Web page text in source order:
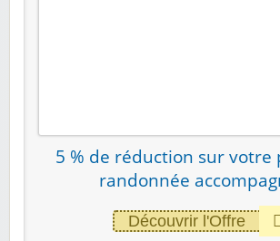
5 % de réduction sur votre
randonnée
Découvrir l'Offre